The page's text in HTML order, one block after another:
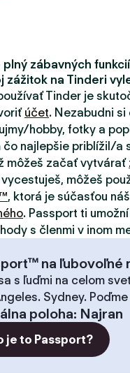
zábavných
zážitok na Tinderi
Tinder je
účet. Nezabudni
hobby, fotky a
najlepšie priblížil/a
môžeš začať vytvárať
vycestuješ, môžeš
, ktorá je súčasťou
. Passport ti
s členmi v inom
na ľubovoľné
s ľuďmi na celom
Sydney.
poloha: Najran
je to Passport?